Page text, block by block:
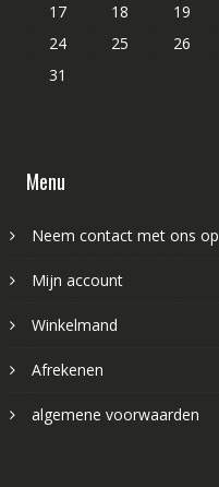
17
18 19
24
25 26
31
Menu
Neem contact met ons op
Mijn account
Winkelmand
Afrekenen
algemene voorwaarden